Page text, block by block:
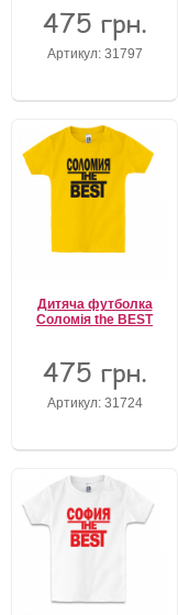
475 грн.
Артикул: 31797
Дитяча футболка
Соломія the BEST
475 грн.
Артикул: 31724